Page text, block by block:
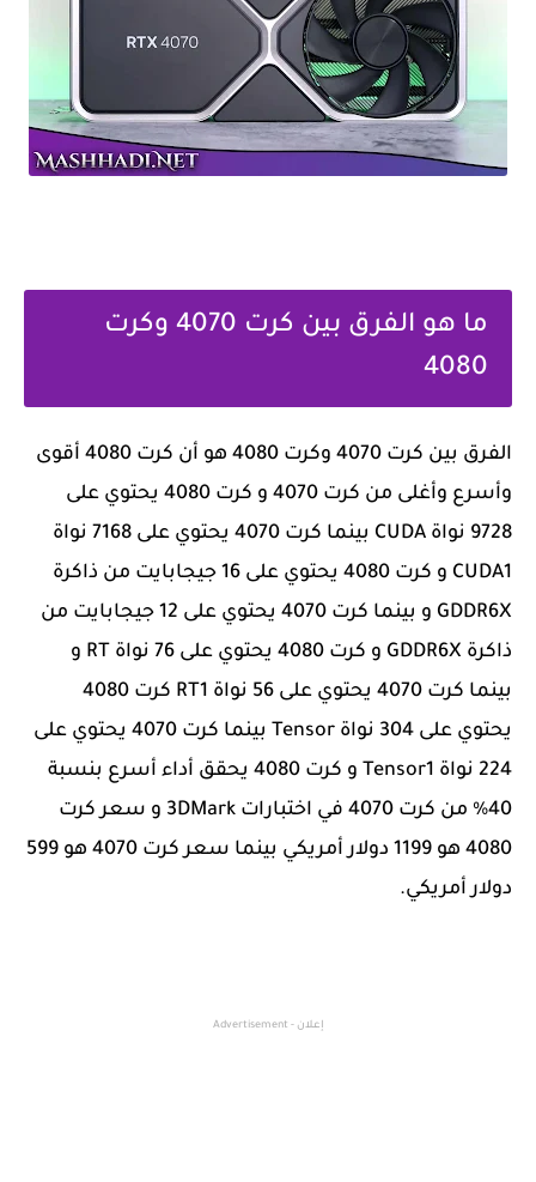
ما هو الفرق بين كرت 4070 وكرت
4080
الفرق بين كرت 4070 وكرت 4080 هو أن كرت 4080 أقوى
وأسرع وأغلى من كرت 4070 و كرت 4080 يحتوي على
9728 نواة CUDA بينما كرت 4070 يحتوي على 7168 نواة
CUDA1 و كرت 4080 يحتوي على 16 جيجابايت من ذاكرة
GDDR6X و بينما كرت 4070 يحتوي على 12 جيجابايت من
ذاكرة GDDR6X و كرت 4080 يحتوي على 76 نواة RT و
بينما كرت 4070 يحتوي على 56 نواة RT1 كرت 4080
يحتوي على 304 نواة Tensor بينما كرت 4070 يحتوي على
224 نواة Tensor1 و كرت 4080 يحقق أداء أسرع بنسبة
40% من كرت 4070 في اختبارات 3DMark و سعر كرت
4080 هو 1199 دولار أمريكي بينما سعر كرت 4070 هو 599
دولار أمريكي.
إعلان - Advertisement